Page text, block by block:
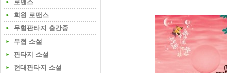
로맨스
회원 로맨스
무협판타지 출간중
무협 소설
판타지 소설
현대판타지 소설